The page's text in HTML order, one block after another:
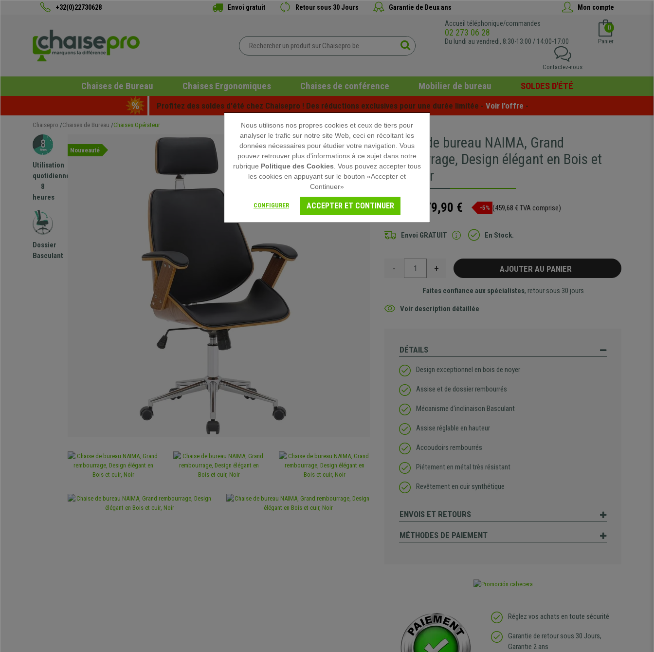
+32(0)22730628 Envoi gratuit Retour sous 30 Jours Garantie de Deux ans Mon compte
Accueil téléphonique/commandes
02 273 06 28
Du lundi au vendredi, 8:30-13:00 / 14:00-17:00
0
Panier
Contactez-nous
Chaises de Bureau Chaises Ergonomiques Chaises de conférence Mobilier de bureau SOLDES D'ÉTÉ
Profitez des soldes d'été chez Chaisepro ! Des réductions exclusives pour une durée limitée - Voir l'offre -
Chaisepro Chaises de Bureau Chaises Opérateur
Utilisation
quotidienne
8
heures
Dossier
Basculant
Nouveauté
Chaise de bureau NAIMA, Grand
rembourrage, Design élégant en Bois et
cuir, Noir
399,90 € 379,90 € -5% (459,68 € TVA comprise)
Envoi GRATUIT En Stock.
- + AJOUTER AU PANIER
Faites confiance aux spécialistes, retour sous 30 jours
Voir description détaillée
DÉTAILS
Design exceptionnel en bois de noyer
Assise et de dossier rembourrés
Mécanisme d'inclinaison Basculant
Assise réglable en hauteur
Accoudoirs rembourrés
Piétement en métal très résistant
Revêtement en cuir synthétique
ENVOIS ET RETOURS
MÉTHODES DE PAIEMENT
Réglez vos achats en toute sécurité
Garantie de retour sous 30 Jours,
Garantie 2 ans
Nous utilisons nos propres cookies et ceux de tiers pour
analyser le trafic sur notre site Web, ceci en récoltant les
données nécessaires pour étudier votre navigation. Vous
pouvez retrouver plus d'informations à ce sujet dans notre
rubrique Politique des Cookies . Vous pouvez accepter tous
les cookies en appuyant sur le bouton «Accepter et
Continuer»
CONFIGURER ACCEPTER ET CONTINUER